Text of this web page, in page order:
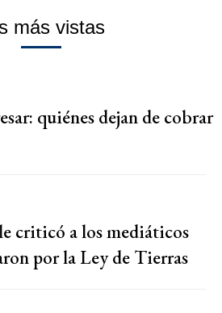
más vistas
quiénes dejan de cobrar
criticó a los mediáticos
por la Ley de Tierras